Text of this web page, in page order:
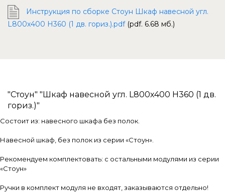
"Стоун" "Шкаф навесной угл. L800х400 H360 (1 дв.
гориз.)"
Инструкция по сборке Стоун Шкаф навесной угл.
L800х400 H360 (1 дв. гориз.).pdf (pdf. 6.68 мб.)
Состоит из: навесного шкафа без полок.
Навесной шкаф, без полок из серии «Стоун».
Рекомендуем комплектовать: с остальными модулями из серии
«Стоун»
Ручки в комплект модуля не входят, заказываются отдельно!